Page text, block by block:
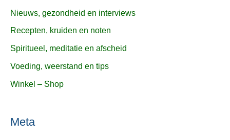
Nieuws, gezondheid en interviews
Recepten, kruiden en noten
Spiritueel, meditatie en afscheid
Voeding, weerstand en tips
Winkel – Shop
Meta